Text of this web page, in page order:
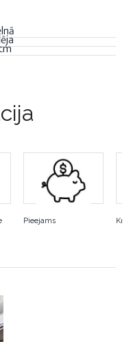
Pieejams